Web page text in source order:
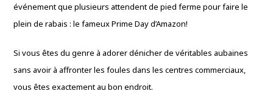
événement que plusieurs attendent de pied ferme pour faire le
plein de rabais : le fameux Prime Day d’Amazon!
Si vous êtes du genre à adorer dénicher de véritables aubaines
sans avoir à affronter les foules dans les centres commerciaux,
vous êtes exactement au bon endroit.